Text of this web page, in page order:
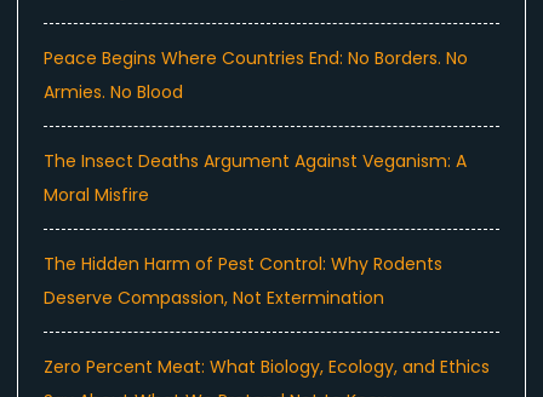
Peace Begins Where Countries End: No Borders. No
Armies. No Blood
The Insect Deaths Argument Against Veganism: A
Moral Misfire
The Hidden Harm of Pest Control: Why Rodents
Deserve Compassion, Not Extermination
Zero Percent Meat: What Biology, Ecology, and Ethics